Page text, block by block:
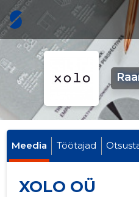
Meedia Töötajad
XOLO OÜ